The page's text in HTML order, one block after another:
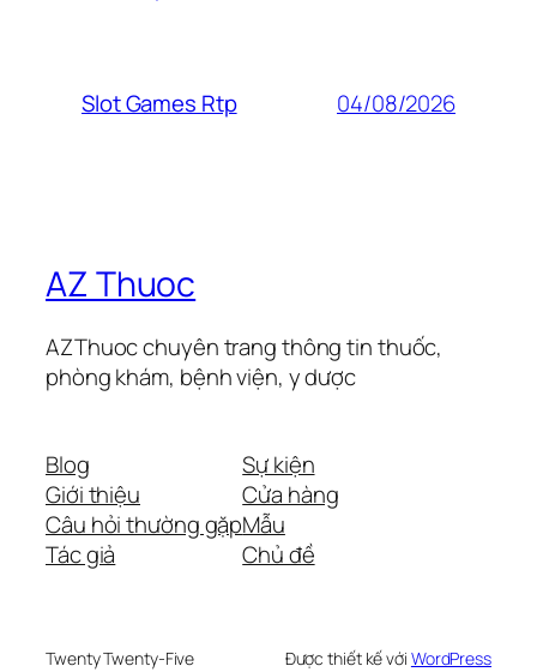
Slot Games Rtp 04/08/2026
AZ Thuoc
AZThuoc chuyên trang thông tin thuốc,
phòng khám, bệnh viện, y dược
Blog
Giới thiệu
Câu hỏi thường gặp
Tác giả
Sự kiện
Cửa hàng
Mẫu
Chủ đề
Twenty Twenty-Five Được thiết kế với WordPress